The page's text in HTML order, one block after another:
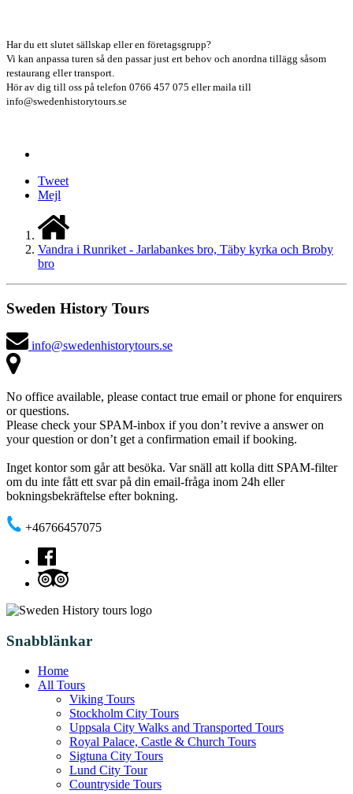
Har du ett slutet sällskap eller en företagsgrupp?
Vi kan anpassa turen så den passar just ert behov och anordna tillägg såsom
restaurang eller transport.
Hör av dig till oss på telefon 0766 457 075 eller maila till
info@swedenhistorytours.se
Tweet
Mejl
Vandra i Runriket - Jarlabankes bro, Täby kyrka och Broby
bro
Sweden History Tours
info@swedenhistorytours.se
No office available, please contact true email or phone for enquirers
or questions.
Please check your SPAM-inbox if you don’t revive a answer on
your question or don’t get a confirmation email if booking.
Inget kontor som går att besöka. Var snäll att kolla ditt SPAM-filter
om du inte fått ett svar på din email-fråga inom 24h eller
bokningsbekräftelse efter bokning.
+46766457075
Snabblänkar
Home
All Tours
Viking Tours
Stockholm City Tours
Uppsala City Walks and Transported Tours
Royal Palace, Castle & Church Tours
Sigtuna City Tours
Lund City Tour
Countryside Tours